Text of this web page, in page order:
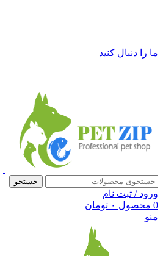
ما را دنبال کنید
جستجو
ورود / ثبت نام
0 محصول ۰ تومان
منو